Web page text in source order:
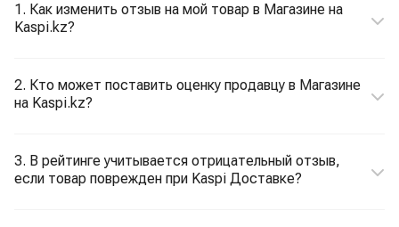
1. Как изменить отзыв на мой товар в Магазине на
Kaspi.kz?
2. Кто может поставить оценку продавцу в Магазине
на Kaspi.kz?
3. В рейтинге учитывается отрицательный отзыв,
если товар поврежден при Kaspi Доставке?